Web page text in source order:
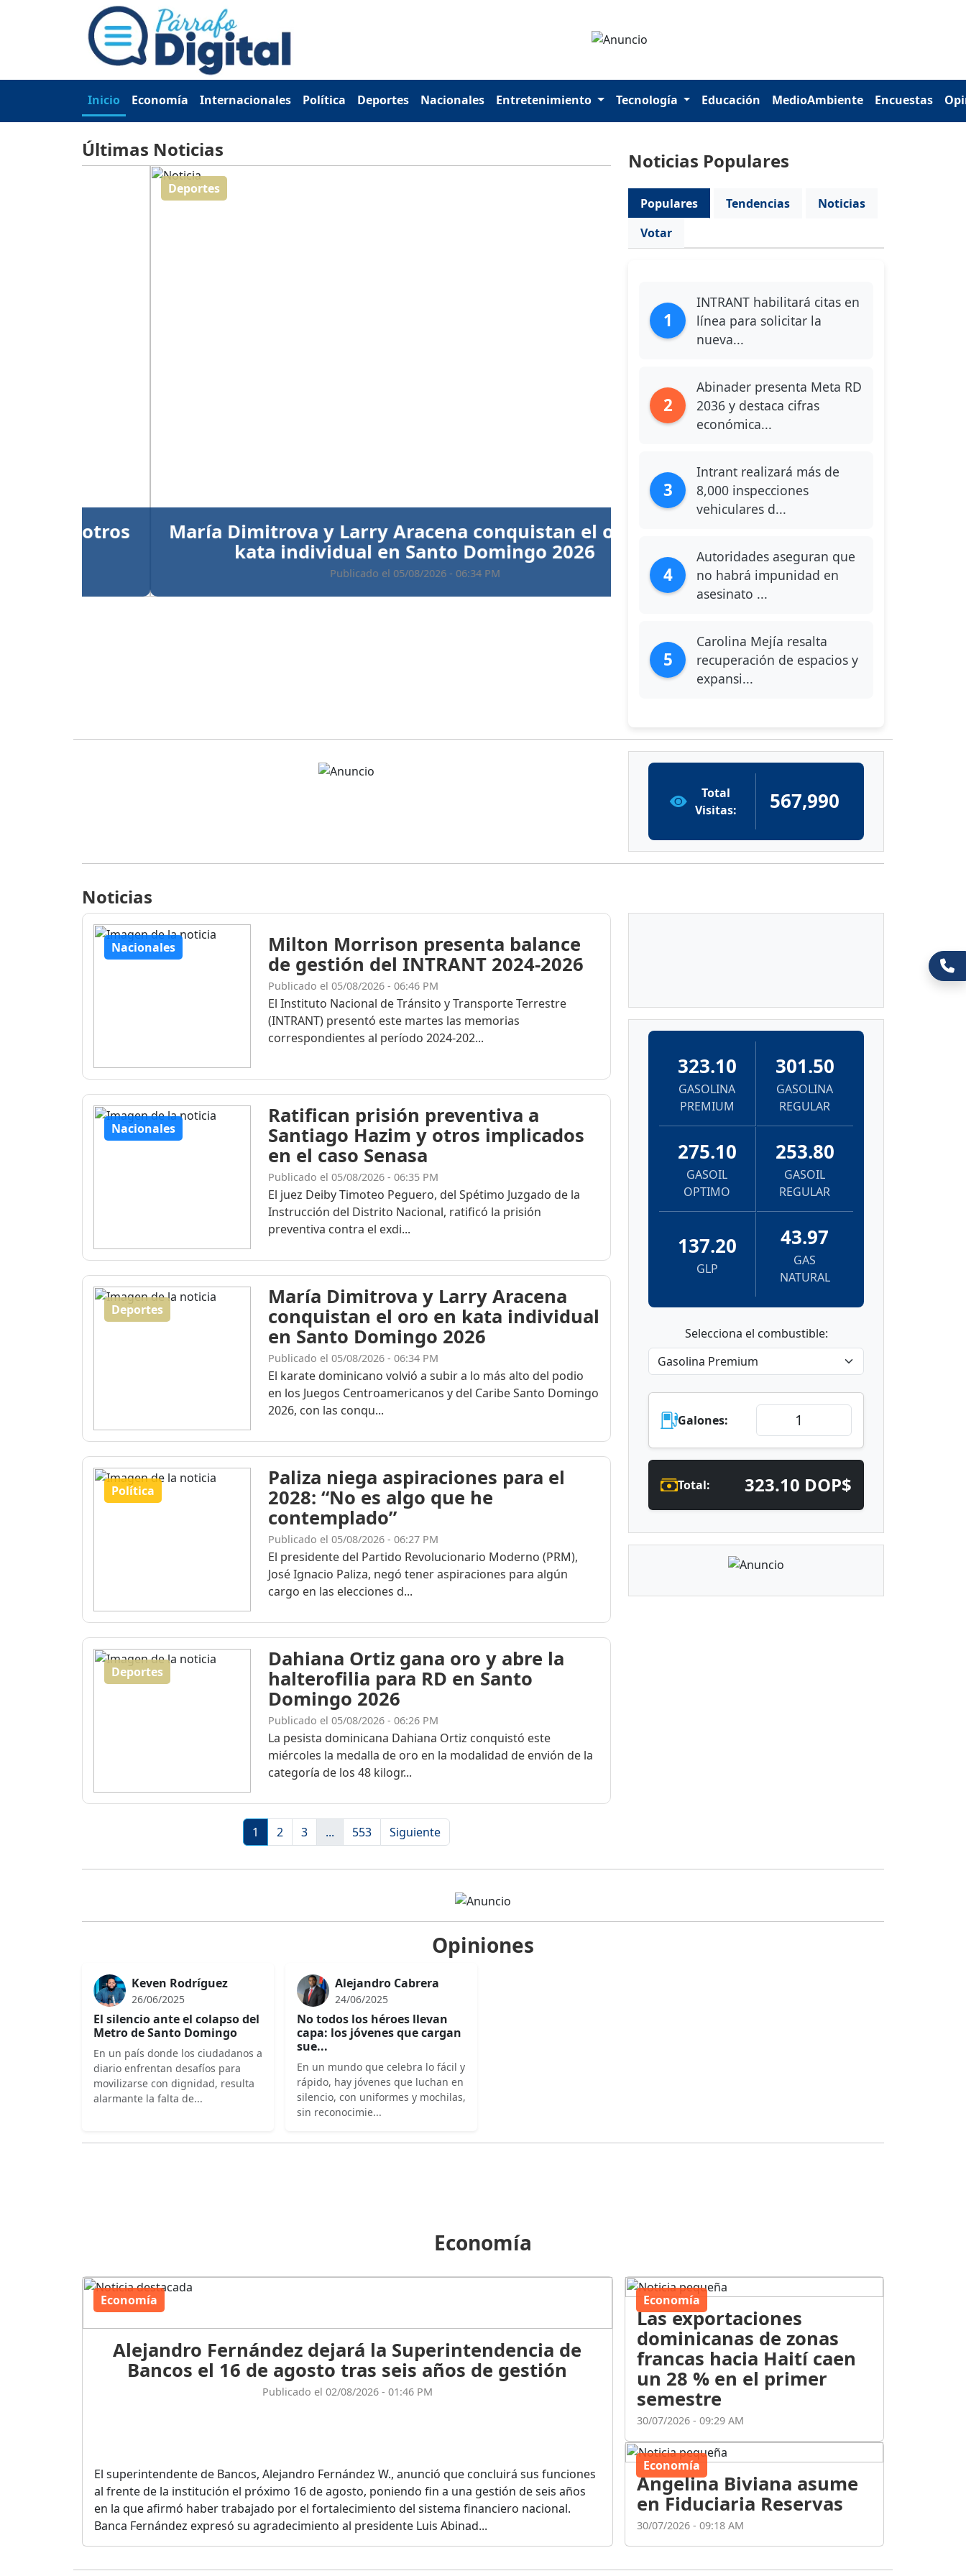
Inicio Economía Internacionales Política Deportes Nacionales Entretenimiento Tecnología Educación MedioAmbiente Encuestas
Últimas Noticias
María Dimitrova y Larry Aracena conquistan el oro en
kata individual en Santo Domingo 2026
Publicado el 05/08/2026 - 06:34 PM
Noticias Populares
Populares Tendencias
Noticias
Votar
1
INTRANT habilitará citas en
línea para solicitar la
nueva...
2
Abinader presenta Meta RD
2036 y destaca cifras
económica...
3
Intrant realizará más de
8,000 inspecciones
vehiculares d...
4
Autoridades aseguran que
no habrá impunidad en
asesinato ...
5
Carolina Mejía resalta
recuperación de espacios y
expansi...
Total
Visitas:
567,990
Noticias
Nacionales
Milton Morrison presenta balance
de gestión del INTRANT 2024-2026
Publicado el 05/08/2026 - 06:46 PM
El Instituto Nacional de Tránsito y Transporte Terrestre
(INTRANT) presentó este martes las memorias
correspondientes al período 2024-202...
Nacionales
Ratifican prisión preventiva a
Santiago Hazim y otros implicados
en el caso Senasa
Publicado el 05/08/2026 - 06:35 PM
El juez Deiby Timoteo Peguero, del Spétimo Juzgado de la
Instrucción del Distrito Nacional, ratificó la prisión
preventiva contra el exdi...
Deportes
María Dimitrova y Larry Aracena
conquistan el oro en kata individual
en Santo Domingo 2026
Publicado el 05/08/2026 - 06:34 PM
El karate dominicano volvió a subir a lo más alto del podio
en los Juegos Centroamericanos y del Caribe Santo Domingo
2026, con las conqu...
Política
Paliza niega aspiraciones para el
2028: “No es algo que he
contemplado”
Publicado el 05/08/2026 - 06:27 PM
El presidente del Partido Revolucionario Moderno (PRM),
José Ignacio Paliza, negó tener aspiraciones para algún
cargo en las elecciones d...
Deportes
Dahiana Ortiz gana oro y abre la
halterofilia para RD en Santo
Domingo 2026
Publicado el 05/08/2026 - 06:26 PM
La pesista dominicana Dahiana Ortiz conquistó este
miércoles la medalla de oro en la modalidad de envión de la
categoría de los 48 kilogr...
1 2 3 ... 553 Siguiente
323.10
GASOLINA
PREMIUM
301.50
GASOLINA
REGULAR
275.10
GASOIL
OPTIMO
253.80
GASOIL
REGULAR
137.20
GLP
43.97
GAS
NATURAL
Selecciona el combustible:
Galones:
Total: 323.10 DOP$
Opiniones
Keven Rodríguez
26/06/2025
El silencio ante el colapso del
Metro de Santo Domingo
En un país donde los ciudadanos a
diario enfrentan desafíos para
movilizarse con dignidad, resulta
alarmante la falta de...
Alejandro Cabrera
24/06/2025
No todos los héroes llevan
capa: los jóvenes que cargan
sue...
En un mundo que celebra lo fácil y
rápido, hay jóvenes que luchan en
silencio, con uniformes y mochilas,
sin reconocimie...
Economía
Economía
Alejandro Fernández dejará la Superintendencia de
Bancos el 16 de agosto tras seis años de gestión
Publicado el 02/08/2026 - 01:46 PM
El superintendente de Bancos, Alejandro Fernández W., anunció que concluirá sus funciones
al frente de la institución el próximo 16 de agosto, poniendo fin a una gestión de seis años
en la que afirmó haber trabajado por el fortalecimiento del sistema financiero nacional.
Banca Fernández expresó su agradecimiento al presidente Luis Abinad...
Economía
Las exportaciones
dominicanas de zonas
francas hacia Haití caen
un 28 % en el primer
semestre
30/07/2026 - 09:29 AM
Economía
Angelina Biviana asume
en Fiduciaria Reservas
30/07/2026 - 09:18 AM